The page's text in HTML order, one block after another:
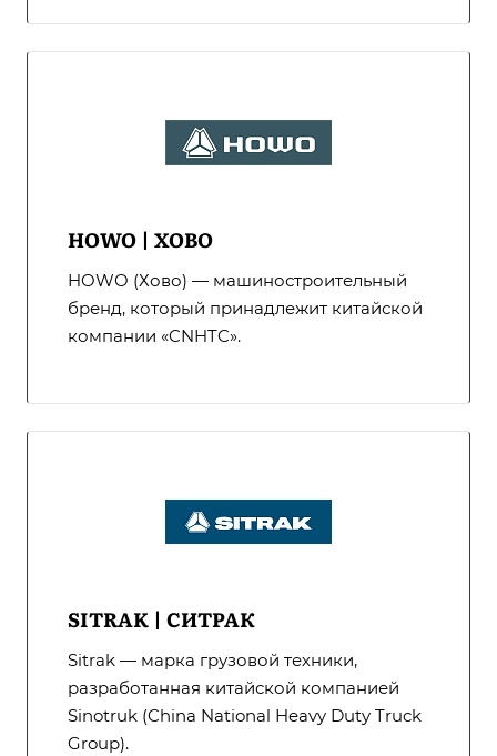
HOWO | ХОВО
HOWO (Хово) — машиностроительный
бренд, который принадлежит китайской
компании «CNHTC».
SITRAK | СИТРАК
Sitrak — марка грузовой техники,
разработанная китайской компанией
Sinotruk (China National Heavy Duty Truck
Group).